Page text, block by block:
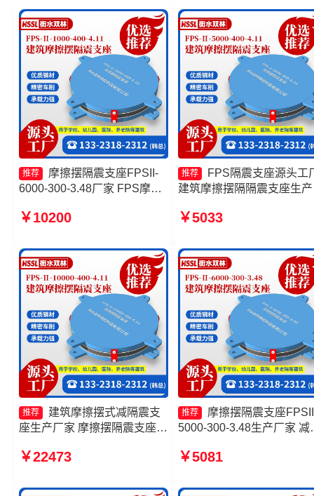
推荐
摩擦摆隔震支座FPSII-
6000-300-3.48厂家 FPS摩擦
支座厂家 摩擦摆隔震支座源头
￥10200
推荐
FPS隔震支座源头工
建筑摩擦摆隔隔震支座生
摩擦复摆隔震支座源头工厂
￥5033
推荐
建筑摩擦摆式减隔震支
座生产厂家 摩擦摆隔震支座
厂 摩擦摆隔震支座FPSII-
震支座FPSII-2000-350-3.81
￥22473
推荐
摩擦摆隔震支座
5000-300-3.48生产厂家 减
报价 摩擦摆支座-15.0ZX支
￥5081